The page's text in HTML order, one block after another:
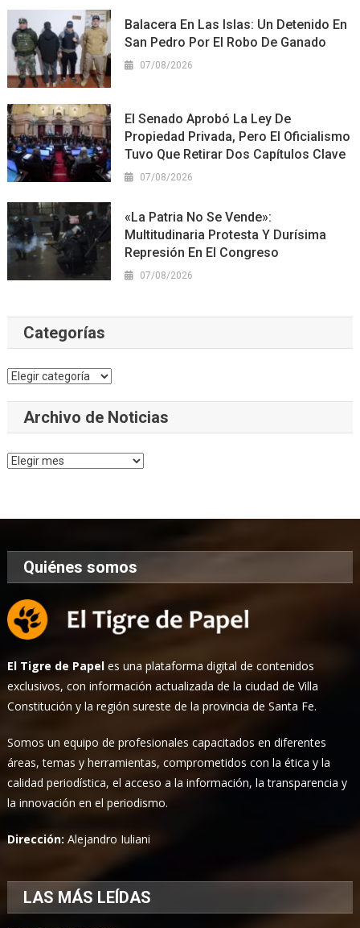
Balacera En Las Islas: Un Detenido En
San Pedro Por El Robo De Ganado
07/08/2026
El Senado Aprobó La Ley De
Propiedad Privada, Pero El Oficialismo
Tuvo Que Retirar Dos Capítulos Clave
07/08/2026
«La Patria No Se Vende»:
Multitudinaria Protesta Y Durísima
Represión En El Congreso
07/08/2026
Categorías
Categorías
Archivo de Noticias
Archivo
Quiénes somos
El Tigre de Papel es una plataforma digital de contenidos
exclusivos, con información actualizada de la ciudad de Villa
Constitución y la región sureste de la provincia de Santa Fe.
Somos un equipo de profesionales capacitados en diferentes
áreas, temas y herramientas, comprometidos con la ética y la
calidad periodística, el acceso a la información, la transparencia y
la innovación en el periodismo.
Dirección:Alejandro Iuliani
LAS MÁS LEÍDAS